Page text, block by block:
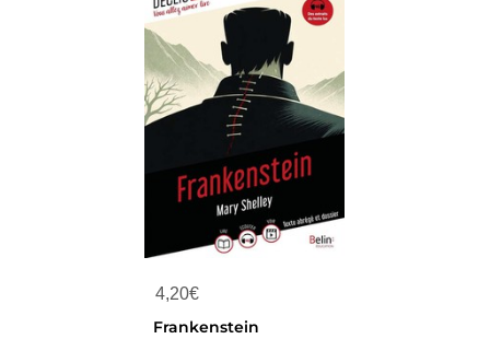
4,20€
Frankenstein